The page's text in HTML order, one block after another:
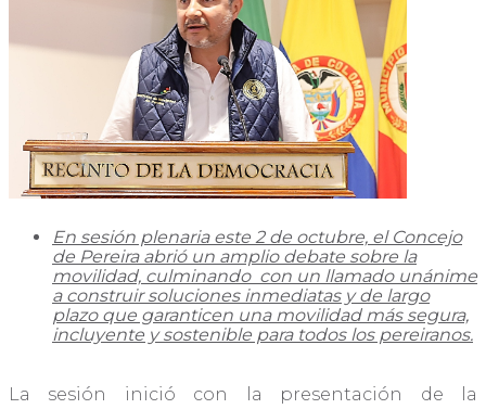
En sesión plenaria este 2 de octubre, el Concejo
de Pereira abrió un amplio debate sobre la
movilidad, culminando con un llamado unánime
a construir soluciones inmediatas y de largo
plazo que garanticen una movilidad más segura,
incluyente y sostenible para todos los pereiranos.
La sesión inició con la presentación de la